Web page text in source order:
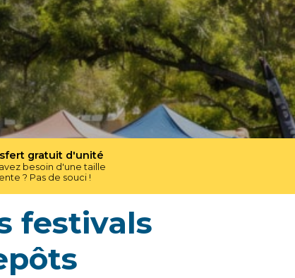
gratuit d'unité
besoin d'une taille
? Pas de souci !
festivals